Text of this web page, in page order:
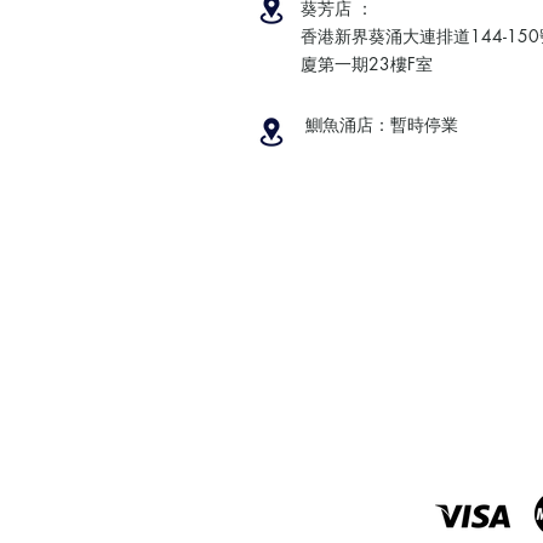
葵芳店 ：
香港新界葵涌大連排道144-
廈第一期23樓F室
鰂魚涌店：暫時停業